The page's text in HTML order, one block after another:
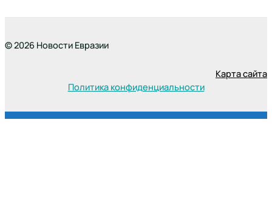
© 2026 Новости Евразии
Карта сайта
Политика конфиденциальности